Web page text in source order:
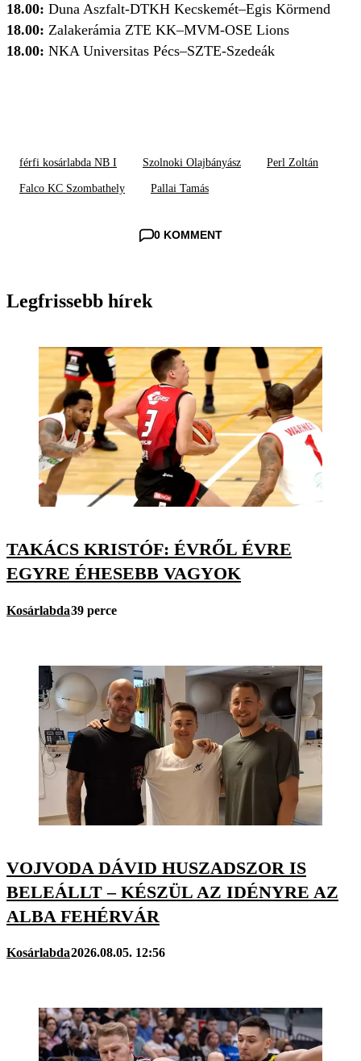
18.00: Duna Aszfalt-DTKH Kecskemét–Egis Körmend
18.00: Zalakerámia ZTE KK–MVM-OSE Lions
18.00: NKA Universitas Pécs–SZTE-Szedeák
férfi kosárlabda NB I Szolnoki Olajbányász Perl Zoltán
Falco KC Szombathely Pallai Tamás
0 KOMMENT
Legfrissebb hírek
TAKÁCS KRISTÓF: ÉVRŐL ÉVRE
EGYRE ÉHESEBB VAGYOK
Kosárlabda39 perce
VOJVODA DÁVID HUSZADSZOR IS
BELEÁLLT – KÉSZÜL AZ IDÉNYRE AZ
ALBA FEHÉRVÁR
Kosárlabda2026.08.05. 12:56